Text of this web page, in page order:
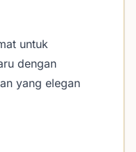
untuk
dengan
yang elegan